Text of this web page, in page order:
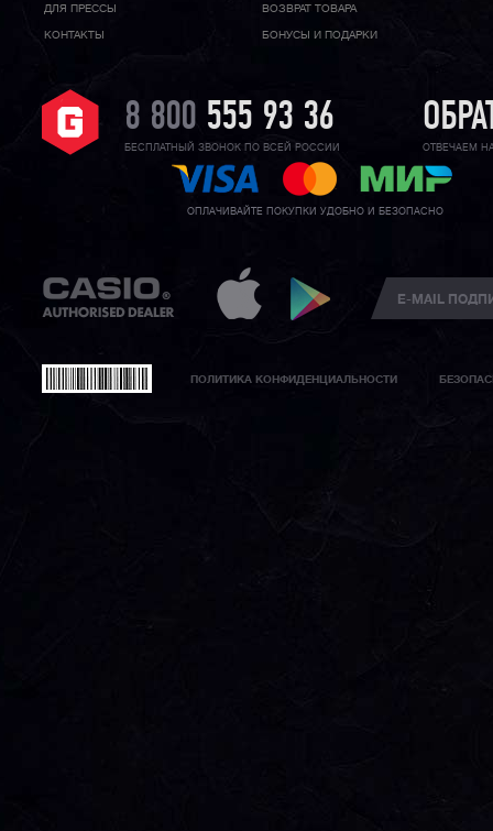
ДЛЯ ПРЕССЫ
КОНТАКТЫ
ВОЗВРАТ ТОВАРА
БОНУСЫ И ПОДАРКИ
8 800 555 93 36
БЕСПЛАТНЫЙ ЗВОНОК ПО ВСЕЙ РОССИИ ОТВЕЧАЕМ
ОПЛАЧИВАЙТЕ ПОКУПКИ УДОБНО И БЕЗОПАСНО
ПОЛИТИКА КОНФИДЕНЦИАЛЬНОСТИ